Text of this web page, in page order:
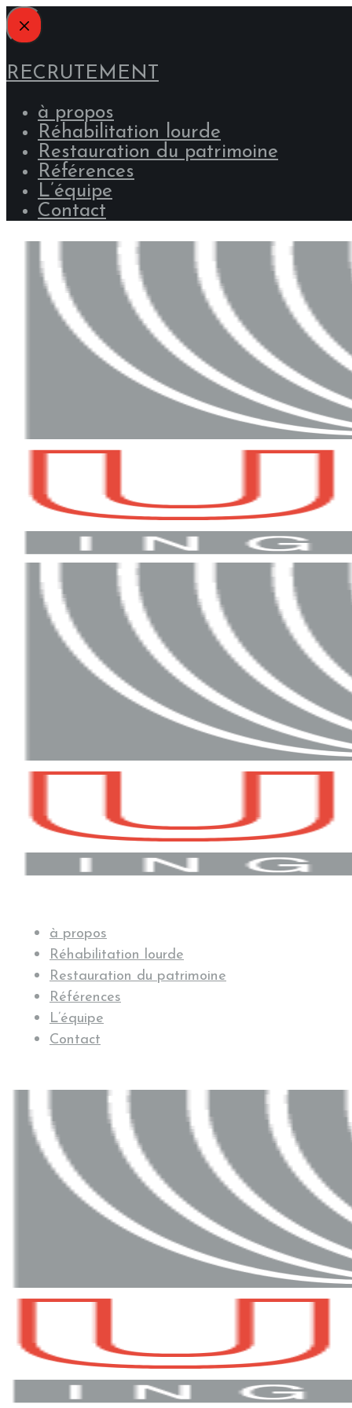
RECRUTEMENT
à propos
Réhabilitation lourde
Restauration du patrimoine
Références
L’équipe
Contact
à propos
Réhabilitation lourde
Restauration du patrimoine
Références
L’équipe
Contact